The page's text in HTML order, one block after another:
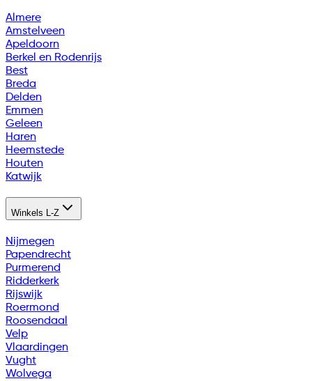
Almere
Amstelveen
Apeldoorn
Berkel en Rodenrijs
Best
Breda
Delden
Emmen
Geleen
Haren
Heemstede
Houten
Katwijk
Winkels L-Z
Nijmegen
Papendrecht
Purmerend
Ridderkerk
Rijswijk
Roermond
Roosendaal
Velp
Vlaardingen
Vught
Wolvega